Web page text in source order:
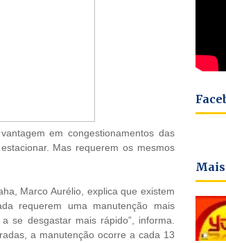
em congestionamentos das
Mas requerem os mesmos
Marco Aurélio, explica que existem
requerem uma manutenção mais
se desgastar mais rápido”, informa.
a manutenção ocorre a cada 13